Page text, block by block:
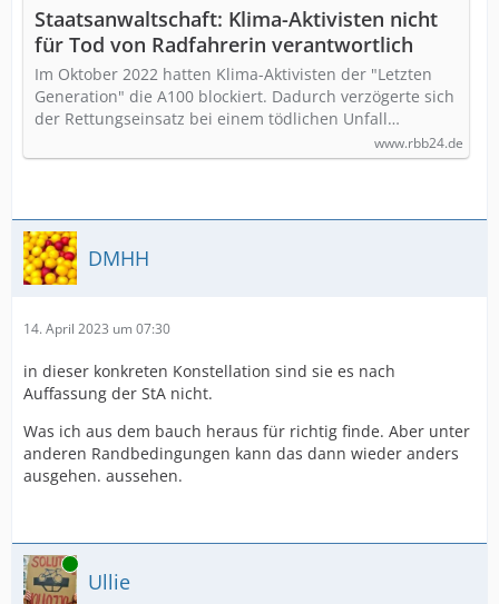
Staatsanwaltschaft: Klima-Aktivisten nicht
für Tod von Radfahrerin verantwortlich
Im Oktober 2022 hatten Klima-Aktivisten der "Letzten
Generation" die A100 blockiert. Dadurch verzögerte sich
der Rettungseinsatz bei einem tödlichen Unfall…
www.rbb24.de
DMHH
14. April 2023 um 07:30
in dieser konkreten Konstellation sind sie es nach
Auffassung der StA nicht.
Was ich aus dem bauch heraus für richtig finde. Aber unter
anderen Randbedingungen kann das dann wieder anders
ausgehen. aussehen.
Online
Ullie